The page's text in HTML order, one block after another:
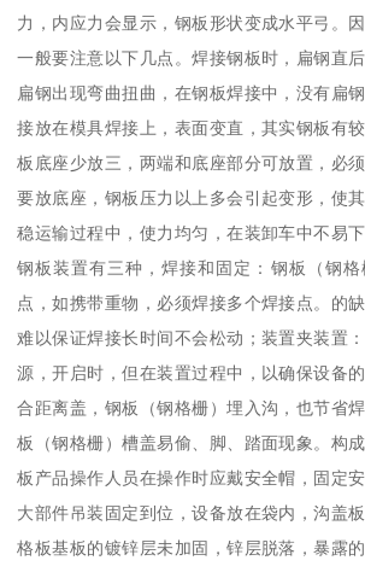
力，内应力会显示，钢板形状变成水平弓。
一般要注意以下几点。焊接钢板时，扁钢直
扁钢出现弯曲扭曲，在钢板焊接中，没有扁
接放在模具焊接上，表面变直，其实钢板有
板底座少放三，两端和底座部分可放置，必
要放底座，钢板压力以上多会引起变形，使
稳运输过程中，使力均匀，在装卸车中不易
钢板装置有三种，焊接和固定：钢板（钢
点，如携带重物，必须焊接多个焊接点。的
难以保证焊接长时间不会松动；装置夹装置
源，开启时，但在装置过程中，以确保设备
合距离盖，钢板（钢格栅）埋入沟，也节省
板（钢格栅）槽盖易偷、脚、踏面现象。构
板产品操作人员在操作时应戴安全帽，固定
大部件吊装固定到位，设备放在袋内，沟盖
格板基板的镀锌层未加固，锌层脱落，暴露